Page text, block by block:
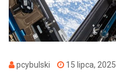
pcybulski 15 lipca, 2025